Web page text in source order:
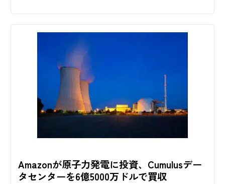
Amazonが原子力発電に投資、Cumulusデー
タセンターを6億5000万ドルで買収